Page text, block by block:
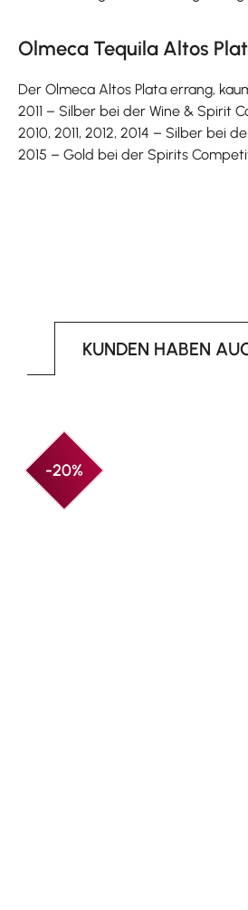
Olmeca Tequila Altos
Der Olmeca Altos Plata errang,
2011 – Silber bei der Wine & Spirit
2010, 2011, 2012, 2014 – Silber bei
2015 – Gold bei der Spirits
KUNDEN HABEN
-20%